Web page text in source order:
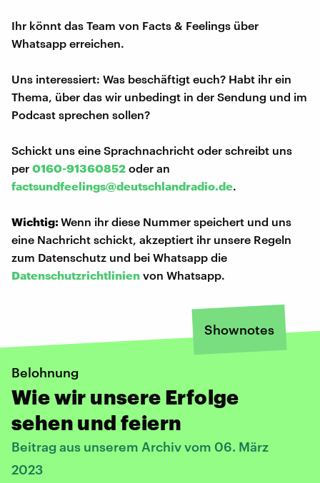
Ihr könnt das Team von Facts & Feelings über
Whatsapp erreichen.
Uns interessiert: Was beschäftigt euch? Habt ihr ein
Thema, über das wir unbedingt in der Sendung und im
Podcast sprechen sollen?
Schickt uns eine Sprachnachricht oder schreibt uns
per 0160-91360852 oder an
factsundfeelings@deutschlandradio.de.
Wichtig:Wenn ihr diese Nummer speichert und uns
eine Nachricht schickt, akzeptiert ihr unsere Regeln
zum Datenschutz und bei Whatsapp die
Datenschutzrichtlinien von Whatsapp.
Shownotes
Belohnung
Wie wir unsere Erfolge
sehen und feiern
Beitrag aus unserem Archiv vom 06. März
2023